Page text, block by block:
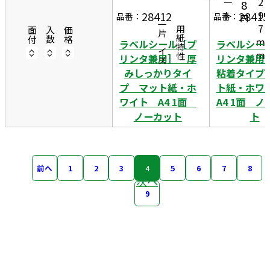
面付 入数 価格 一片サイズ用紙特性
品番： 28412
ラベルシール［プ
リンタ兼用］ 厚
みしっかりタイ
プ マット紙・ホ
ワイト A4 1面
ノーカット
ト
8
円
9
7
m
m
品番： 28415
ラベルシー
リンタ兼
粘着タイ
ト紙・ホ
A4 1面 ノ
ト
前へ 1 2 3 4 5 6 7 8
9
次へ